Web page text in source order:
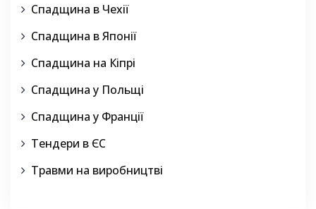
Спадщина в Чехії
Спадщина в Японії
Спадщина на Кіпрі
Спадщина у Польщі
Спадщина у Франції
Тендери в ЄС
Травми на виробництві